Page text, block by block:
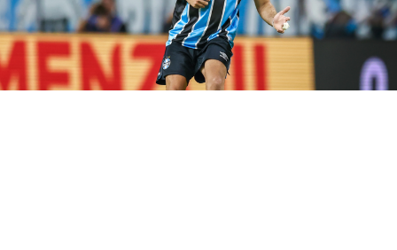
O artilheiro desfalcou o Grêmio na derrota para o Bolívar,
que resultou na eliminação da Copa Sul-Americana. No
entanto, o camisa 95 retorna justamente quando o clube
inicia mais uma disputa eliminatória. Assim, Luís Castro
ganha uma peça importante para aumentar o poder